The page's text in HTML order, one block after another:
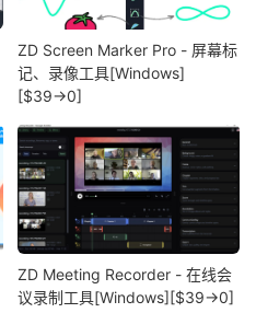
ZD Screen Marker Pro - 屏幕标
记、录像工具[Windows]
[$39→0]
ZD Meeting Recorder - 在线会
议录制工具[Windows][$39→0]